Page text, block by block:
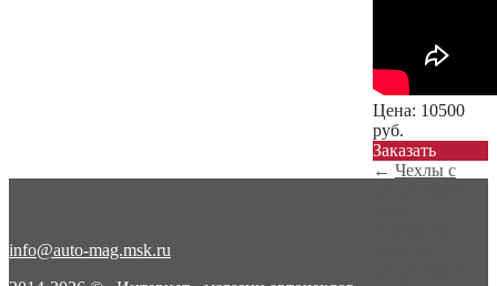
Цена: 10500
руб.
Заказать
← Чехлы с
info@auto-mag.msk.ru